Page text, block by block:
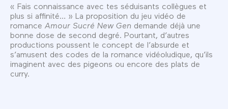
« Fais connaissance avec tes séduisants collègues et
plus si affinité… » La proposition du jeu vidéo de
romance Amour Sucré New Gen demande déjà une
bonne dose de second degré. Pourtant, d’autres
productions poussent le concept de l’absurde et
s’amusent des codes de la romance vidéoludique, qu’ils
imaginent avec des pigeons ou encore des plats de
curry.